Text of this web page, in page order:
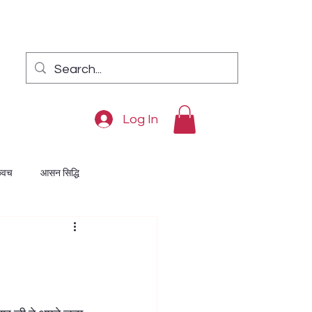
Log In
आसन सिद्धि
दरिद्रता निवारण